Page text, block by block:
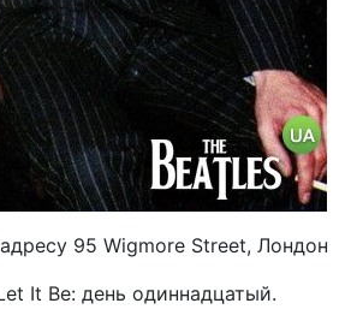
95 Wigmore Street, Лондон
It Be: день одиннадцатый.